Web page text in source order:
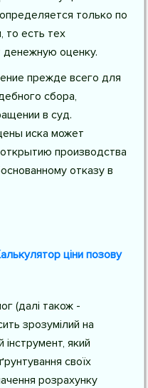
только по
то есть тех
оценку.
прежде всего для
сбора,
в суд.
иска может
производства
отказу в
ціни позову
(далі також -
зрозумілий на
який
своїх
розрахунку